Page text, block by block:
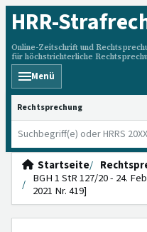
HRR-
Online-Zeitschrift und
für höchstrichterliche
Menü
HRRS durchsuchen
Startseite
BGH 1 StR 127/20 - 24.
2021 Nr. 419]